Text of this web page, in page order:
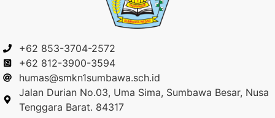
+62 853-3704-2572
+62 812-3900-3594
humas@smkn1sumbawa.sch.id
Jalan Durian No.03, Uma Sima, Sumbawa Besar, Nusa
Tenggara Barat. 84317